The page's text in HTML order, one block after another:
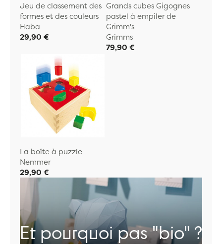
Jeu de classement des
formes et des couleurs
Haba
29,90 €
Grands cubes Gigognes
pastel à empiler de
Grimm's
Grimms
79,90 €
La boîte à puzzle
Nemmer
29,90 €
Et pourquoi pas "bio" ?